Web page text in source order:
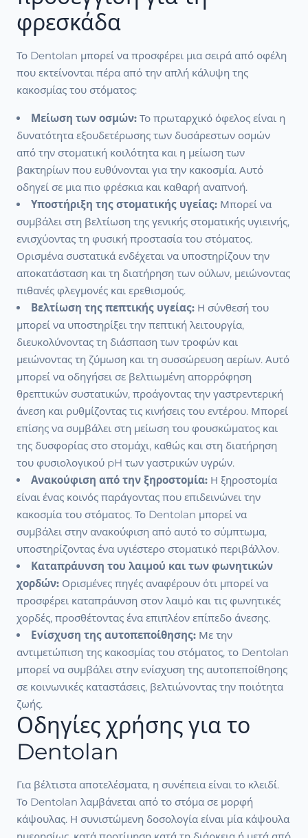
φρεσκάδα
Το Dentolan μπορεί να προσφέρει μια σειρά από οφέλη
που εκτείνονται πέρα από την απλή κάλυψη της
κακοσμίας του στόματος:
Μείωση των οσμών: Το πρωταρχικό όφελος είναι η
δυνατότητα εξουδετέρωσης των δυσάρεστων οσμών
από την στοματική κοιλότητα και η μείωση των
βακτηρίων που ευθύνονται για την κακοσμία. Αυτό
οδηγεί σε μια πιο φρέσκια και καθαρή αναπνοή.
Υποστήριξη της στοματικής υγείας: Μπορεί να
συμβάλει στη βελτίωση της γενικής στοματικής υγιεινής,
ενισχύοντας τη φυσική προστασία του στόματος.
Ορισμένα συστατικά ενδέχεται να υποστηρίζουν την
αποκατάσταση και τη διατήρηση των ούλων, μειώνοντας
πιθανές φλεγμονές και ερεθισμούς.
Βελτίωση της πεπτικής υγείας: Η σύνθεσή του
μπορεί να υποστηρίξει την πεπτική λειτουργία,
διευκολύνοντας τη διάσπαση των τροφών και
μειώνοντας τη ζύμωση και τη συσσώρευση αερίων. Αυτό
μπορεί να οδηγήσει σε βελτιωμένη απορρόφηση
θρεπτικών συστατικών, προάγοντας την γαστρεντερική
άνεση και ρυθμίζοντας τις κινήσεις του εντέρου. Μπορεί
επίσης να συμβάλει στη μείωση του φουσκώματος και
της δυσφορίας στο στομάχι, καθώς και στη διατήρηση
του φυσιολογικού pH των γαστρικών υγρών.
Ανακούφιση από την ξηροστομία: Η ξηροστομία
είναι ένας κοινός παράγοντας που επιδεινώνει την
κακοσμία του στόματος. Το Dentolan μπορεί να
συμβάλει στην ανακούφιση από αυτό το σύμπτωμα,
υποστηρίζοντας ένα υγιέστερο στοματικό περιβάλλον.
Καταπράυνση του λαιμού και των φωνητικών
χορδών: Ορισμένες πηγές αναφέρουν ότι μπορεί να
προσφέρει καταπράυνση στον λαιμό και τις φωνητικές
χορδές, προσθέτοντας ένα επιπλέον επίπεδο άνεσης.
Ενίσχυση της αυτοπεποίθησης: Με την
αντιμετώπιση της κακοσμίας του στόματος, το Dentolan
μπορεί να συμβάλει στην ενίσχυση της αυτοπεποίθησης
σε κοινωνικές καταστάσεις, βελτιώνοντας την ποιότητα
ζωής.
Οδηγίες χρήσης για το
Dentolan
Για βέλτιστα αποτελέσματα, η συνέπεια είναι το κλειδί.
Το Dentolan λαμβάνεται από το στόμα σε μορφή
κάψουλας. Η συνιστώμενη δοσολογία είναι μία κάψουλα